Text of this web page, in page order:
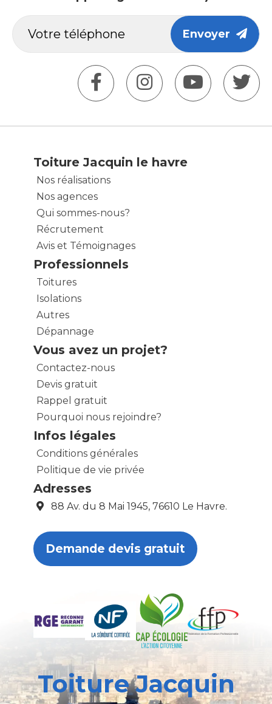
Envoyer
Toiture Jacquin le havre
Nos réalisations
Nos agences
Qui sommes-nous?
Récrutement
Avis et Témoignages
Professionnels
Toitures
Isolations
Autres
Dépannage
Vous avez un projet?
Contactez-nous
Devis gratuit
Rappel gratuit
Pourquoi nous rejoindre?
Infos légales
Conditions générales
Politique de vie privée
Adresses
88 Av. du 8 Mai 1945, 76610 Le Havre.
Demande devis gratuit
Toiture Jacquin